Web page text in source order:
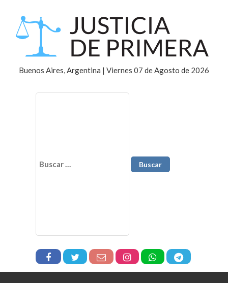
Buenos Aires, Argentina | Viernes 07 de Agosto de 2026